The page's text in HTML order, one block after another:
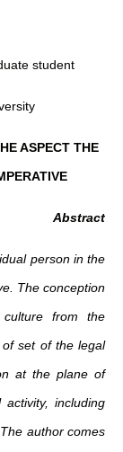
student
ASPECT THE
Abstract
person in the
The conception
from the
set of the legal
at the plane of
including
author comes